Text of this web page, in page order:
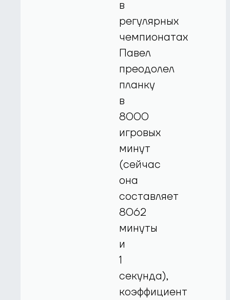
в
регулярных
чемпионатах
Павел
преодолел
планку
в
8000
игровых
минут
(сейчас
она
составляет
8062
минуты
и
1
секунда),
коэффициент